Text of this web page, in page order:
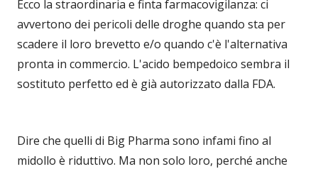
Ecco la straordinaria e finta farmacovigilanza: ci
avvertono dei pericoli delle droghe quando sta per
scadere il loro brevetto e/o quando c'è l'alternativa
pronta in commercio. L'acido bempedoico sembra il
sostituto perfetto ed è già autorizzato dalla FDA.
Dire che quelli di Big Pharma sono infami fino al
midollo è riduttivo. Ma non solo loro, perché anche